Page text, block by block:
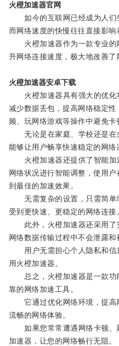
火橙加速器官网
如今的互联网已经成为人们
而网络速度的快慢往往直接影响
火橙加速器作为一款专业的
升网络连接速度，极大地改善了
火橙加速器安卓下载
火橙加速器具有强大的优化
减少数据丢包，提高网络稳定
频、玩网络游戏等操作中避免卡
无论是在家庭、学校还是在
能够让用户畅享快速稳定的网络
火橙加速器还提供了智能加
网络状况进行智能调整，使用
到最佳的加速效果。
无需复杂的设置，只需简单
受到更快速、更稳定的网络连接
此外，火橙加速器还采用了
网络数据传输过程中不会泄露和
用户无需担心个人隐私和信
用火橙加速器。
总之，火橙加速器是一款功
靠的网络加速工具。
它通过优化网络环境，提高
流畅的网络体验。
如果您常常遭遇网络卡顿、
加速器，让您的网络畅行无阻。